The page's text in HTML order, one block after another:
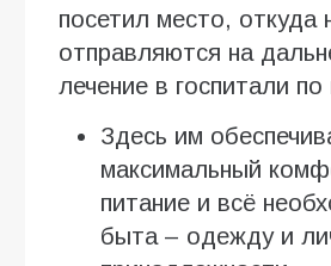
посетил место, откуда
отправляются на
лечение в госпитали по
Здесь им
максимальный
питание и всё
быта – одежду и